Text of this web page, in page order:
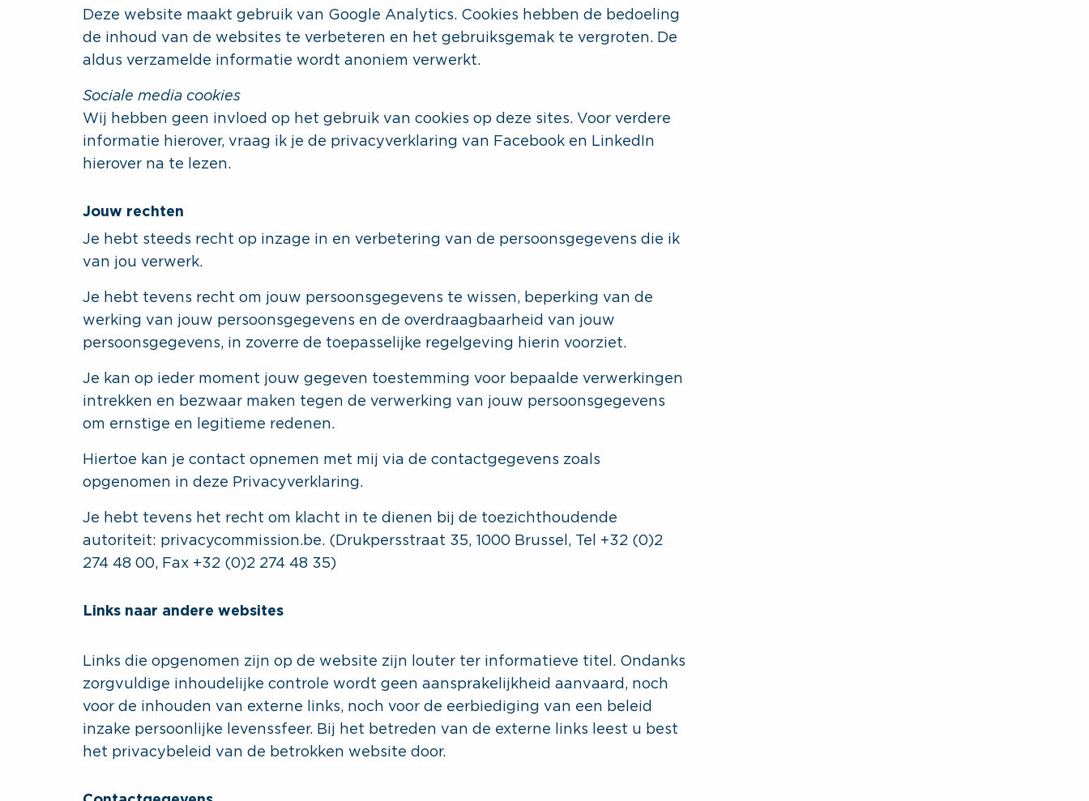
Deze website maakt gebruik van Google Analytics. Cookies hebben de bedoeling
de inhoud van de websites te verbeteren en het gebruiksgemak te vergroten. De
aldus verzamelde informatie wordt anoniem verwerkt.
Sociale media cookies
Wij hebben geen invloed op het gebruik van cookies op deze sites. Voor verdere
informatie hierover, vraag ik je de privacyverklaring van Facebook en LinkedIn
hierover na te lezen.
Jouw rechten
Je hebt steeds recht op inzage in en verbetering van de persoonsgegevens die ik
van jou verwerk.
Je hebt tevens recht om jouw persoonsgegevens te wissen, beperking van de
werking van jouw persoonsgegevens en de overdraagbaarheid van jouw
persoonsgegevens, in zoverre de toepasselijke regelgeving hierin voorziet.
Je kan op ieder moment jouw gegeven toestemming voor bepaalde verwerkingen
intrekken en bezwaar maken tegen de verwerking van jouw persoonsgegevens
om ernstige en legitieme redenen.
Hiertoe kan je contact opnemen met mij via de contactgegevens zoals
opgenomen in deze Privacyverklaring.
Je hebt tevens het recht om klacht in te dienen bij de toezichthoudende
autoriteit: privacycommission.be. (Drukpersstraat 35, 1000 Brussel, Tel +32 (0)2
274 48 00, Fax +32 (0)2 274 48 35)
Links naar andere websites
Links die opgenomen zijn op de website zijn louter ter informatieve titel. Ondanks
zorgvuldige inhoudelijke controle wordt geen aansprakelijkheid aanvaard, noch
voor de inhouden van externe links, noch voor de eerbiediging van een beleid
inzake persoonlijke levenssfeer. Bij het betreden van de externe links leest u best
het privacybeleid van de betrokken website door.